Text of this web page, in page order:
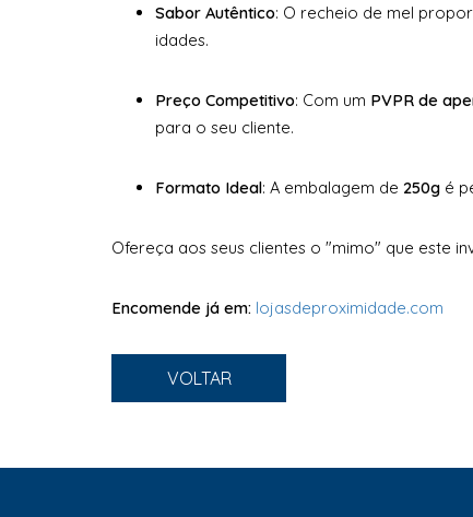
Sabor Autêntico: O recheio de mel
idades.
Preço Competitivo: Com um PVPR de
para o seu cliente.
Formato Ideal: A embalagem de 250g é
Ofereça aos seus clientes o "mimo" que este
Encomende já em: lojasdeproximidade.com
VOLTAR